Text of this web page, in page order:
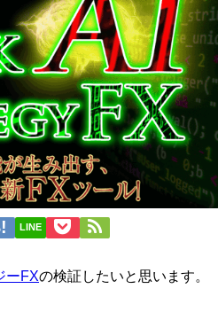
LINE
ーFXの検証したいと思います。